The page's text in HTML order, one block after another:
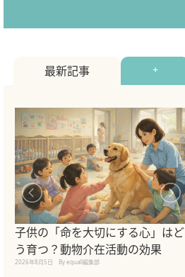
最新記事 +
子供の「命を大切にする心」はど
う育つ？動物介在活動の効果
2026年8月5日 By equall編集部